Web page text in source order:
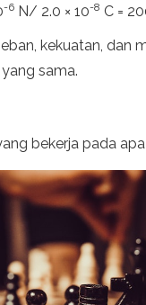
-6 N/ 2.0 × 10-8 C =
kekuatan, dan
sama.
bekerja pada